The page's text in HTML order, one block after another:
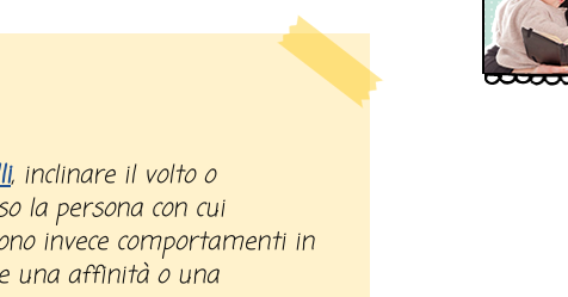
, inclinare il volto o
la persona con cui
invece comportamenti in
una affinità o una